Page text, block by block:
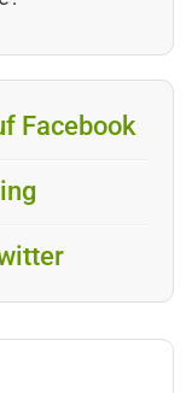
Facebook